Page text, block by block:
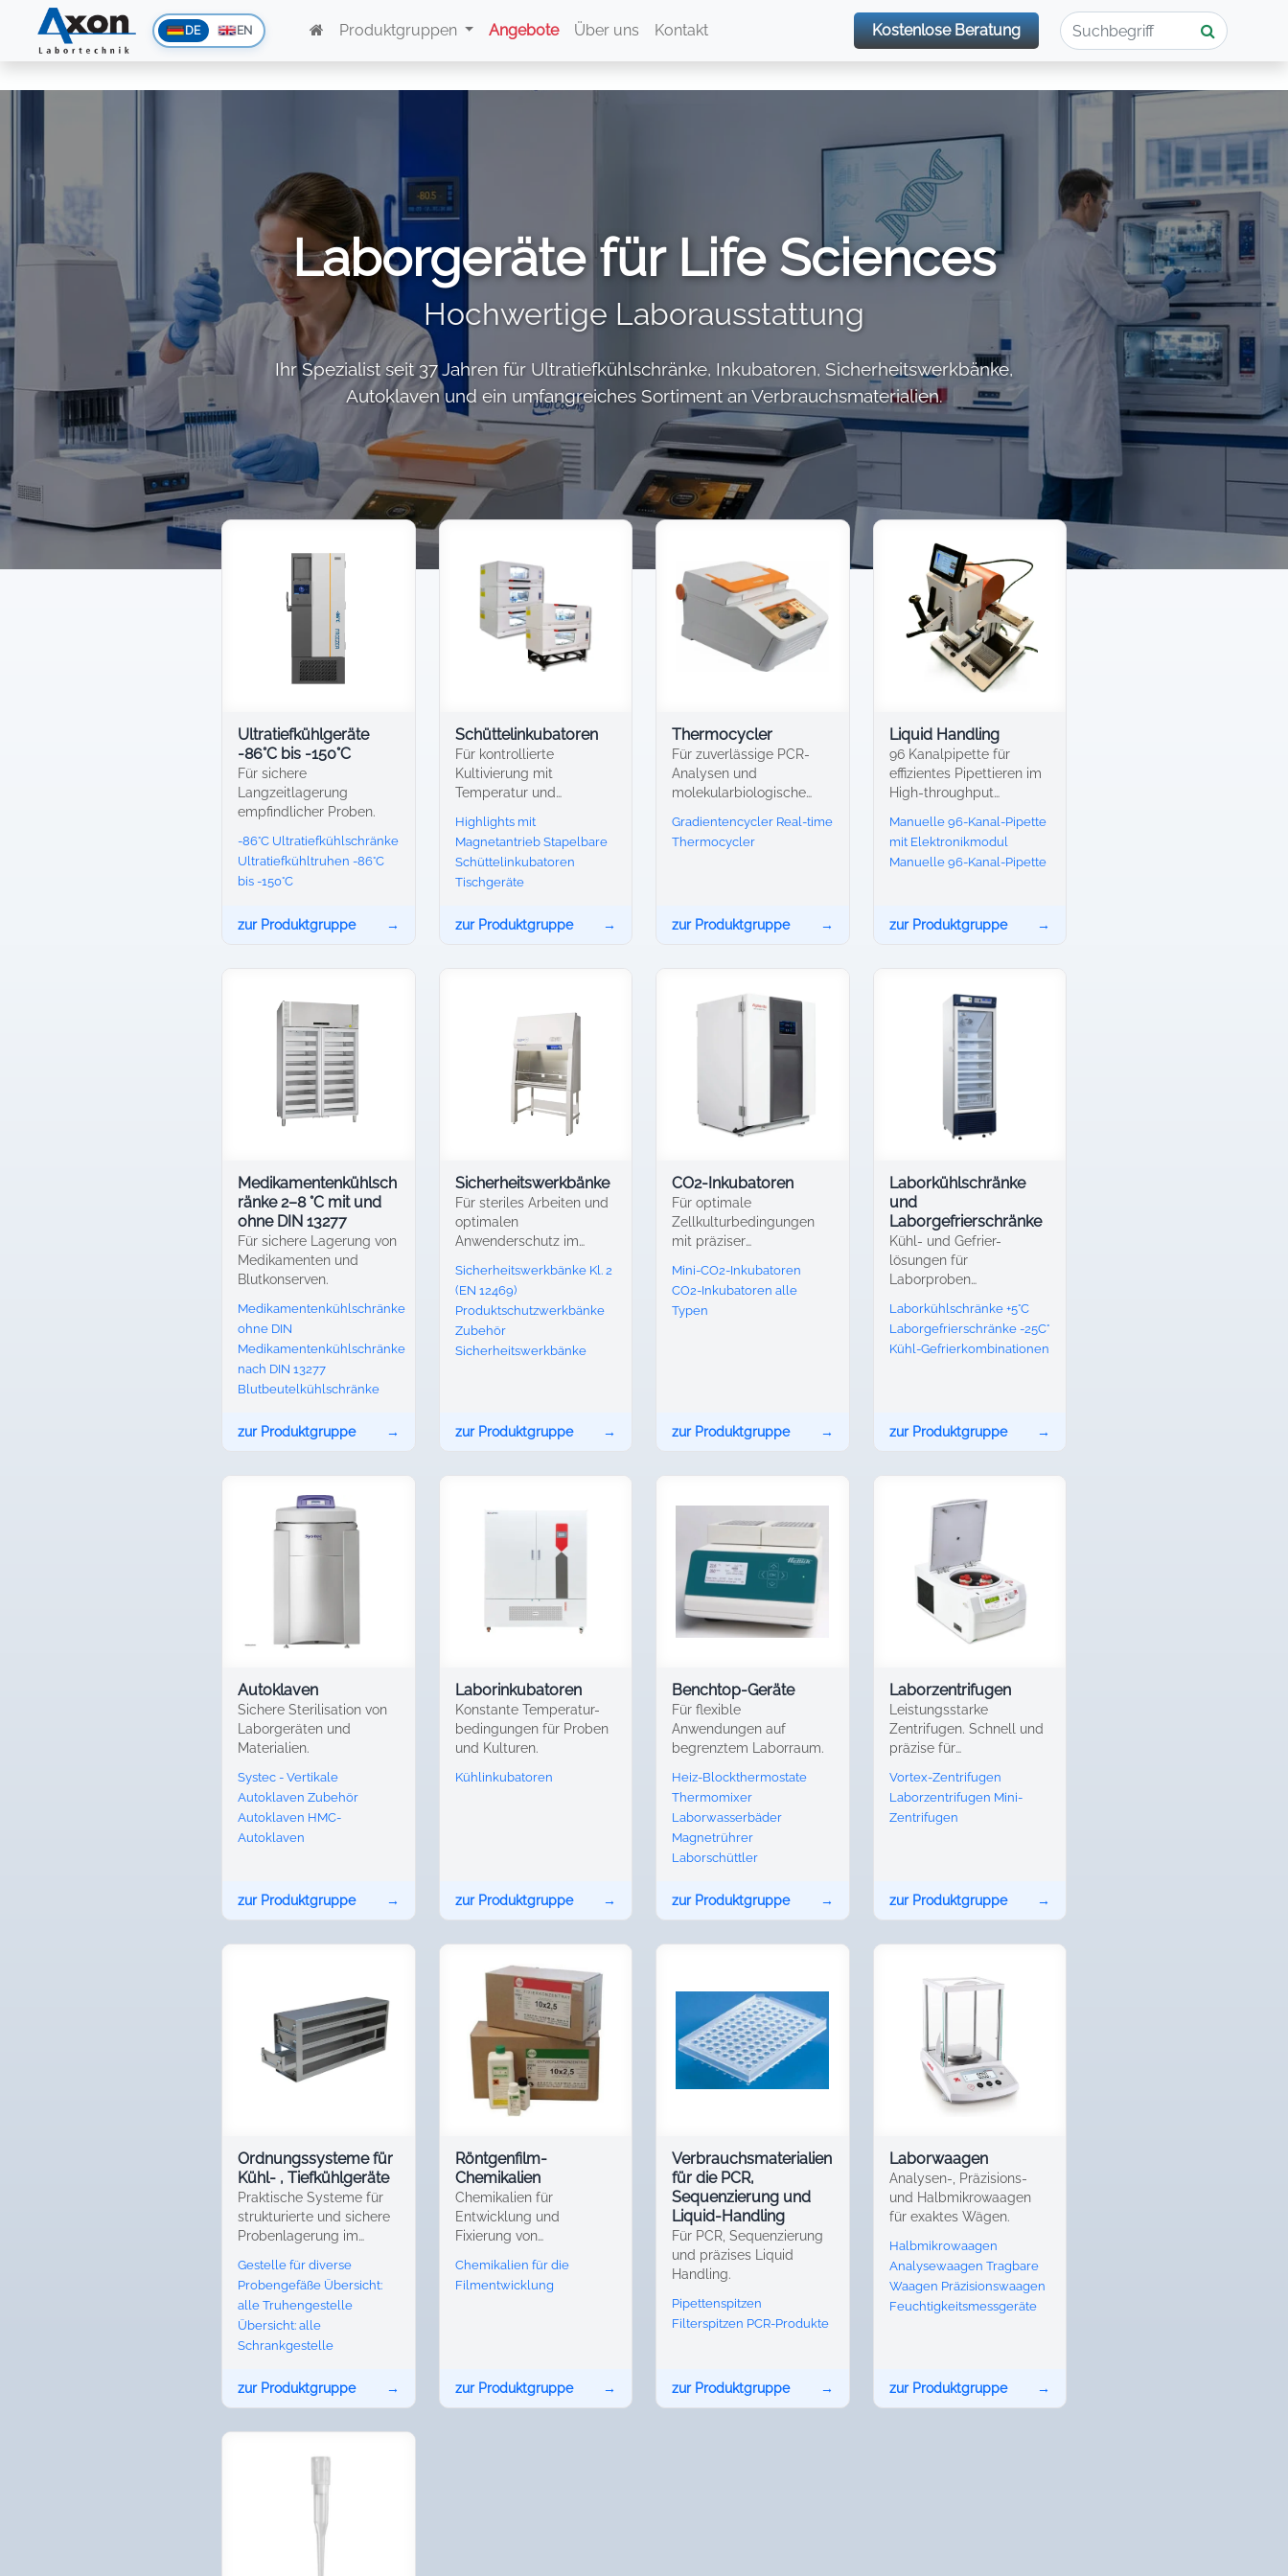
Laborgeräte für Life Sciences
Hochwertige Laborausstattung
Ihr Spezialist seit 37 Jahren für Ultratiefkühlschränke, Inkubatoren, Sicherheitswerkbänke,
Autoklaven und ein umfangreiches Sortiment an Verbrauchsmaterialien.
DE EN Produktgruppen Angebote Über uns Kontakt Kostenlose Beratung
Ultratiefkühlgeräte
-86°C bis -150°C
Für sichere
Langzeitlagerung
empfindlicher Proben.
-86°C Ultratiefkühlschränke
Ultratiefkühltruhen -86°C
bis -150°C
zur Produktgruppe →
Schüttelinkubatoren
Für kontrollierte
Kultivierung mit
Temperatur und
Highlights mit
Magnetantrieb Stapelbare
Schüttelinkubatoren
Tischgeräte
zur Produktgruppe →
Thermocycler
Für zuverlässige PCR-
Analysen und
molekularbiologische
Gradientencycler Real-time
Thermocycler
zur Produktgruppe →
Liquid Handling
96 Kanalpipette für
effizientes Pipettieren im
High-throughput
Manuelle 96-Kanal-Pipette
mit Elektronikmodul
Manuelle 96-Kanal-Pipette
zur Produktgruppe →
Medikamentenkühlsch
ränke 2–8 °C mit und
ohne DIN 13277
Für sichere Lagerung von
Medikamenten und
Blutkonserven.
Medikamentenkühlschränke
ohne DIN
Medikamentenkühlschränke
nach DIN 13277
Blutbeutelkühlschränke
zur Produktgruppe →
Sicherheitswerkbänke
Für steriles Arbeiten und
optimalen
Anwenderschutz im
Sicherheitswerkbänke Kl. 2
(EN 12469)
Produktschutzwerkbänke
Zubehör
Sicherheitswerkbänke
zur Produktgruppe →
CO2-Inkubatoren
Für optimale
Zellkulturbedingungen
mit präziser
Mini-CO2-Inkubatoren
CO2-Inkubatoren alle
Typen
zur Produktgruppe →
Laborkühlschränke
und
Laborgefrierschränke
Kühl- und Gefrier­
lösungen für
Laborproben
Reagenzien.
Laborkühlschränke +5°C
Laborgefrierschränke -25C°
Kühl-Gefrierkombinationen
zur Produktgruppe →
Autoklaven
Sichere Sterilisation von
Laborgeräten und
Materialien.
Systec - Vertikale
Autoklaven Zubehör
Autoklaven HMC-
Autoklaven
zur Produktgruppe →
Laborinkubatoren
Konstante Temperatur­
bedingungen für Proben
und Kulturen.
Kühlinkubatoren
zur Produktgruppe →
Benchtop-Geräte
Für flexible
Anwendungen auf
begrenztem Laborraum.
Heiz-Blockthermostate
Thermomixer
Laborwasserbäder
Magnetrührer
Laborschüttler
zur Produktgruppe →
Laborzentrifugen
Leistungsstarke
Zentrifugen. Schnell und
präzise für
Vortex-Zentrifugen
Laborzentrifugen Mini-
Zentrifugen
zur Produktgruppe →
Ordnungssysteme für
Kühl- , Tiefkühlgeräte
Praktische Systeme für
strukturierte und sichere
Probenlagerung im
Gestelle für diverse
Probengefäße Übersicht:
alle Truhengestelle
Übersicht: alle
Schrankgestelle
zur Produktgruppe →
Röntgenfilm-
Chemikalien
Chemikalien für
Entwicklung und
Fixierung von
Chemikalien für die
Filmentwicklung
zur Produktgruppe →
Verbrauchsmaterialien
für die PCR,
Sequenzierung und
Liquid-Handling
Für PCR, Sequenzierung
und präzises Liquid
Handling.
Pipettenspitzen
Filterspitzen PCR-Produkte
zur Produktgruppe →
Laborwaagen
Analysen-, Präzisions-
und Halb­mikrowaagen
für exaktes Wägen.
Halbmikrowaagen
Analysewaagen Tragbare
Waagen Präzisionswaagen
Feuchtigkeitsmessgeräte
zur Produktgruppe →